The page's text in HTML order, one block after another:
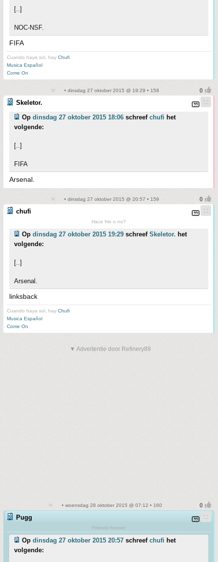
[..]
NOC-NSF.
FIFA
Cuando haya sol, hay Chufi
Musica Español
Come On
• dinsdag 27 oktober 2015 @ 19:29 • 158
Skeletor.
Op dinsdag 27 oktober 2015 18:06 schreef chufi het
volgende:
[..]
FIFA
Arsenal.
• dinsdag 27 oktober 2015 @ 20:57 • 159
chufi
Hace frio o no?
Op dinsdag 27 oktober 2015 19:29 schreef Skeletor. het
volgende:
[..]
Arsenal.
linksback
Cuando haya sol, hay Chufi
Musica Español
Come On
▼ Advertentie door Refinery89
• woensdag 28 oktober 2015 @ 07:12 • 160
Pugg
Friends forever
Op dinsdag 27 oktober 2015 20:57 schreef chufi het
volgende: